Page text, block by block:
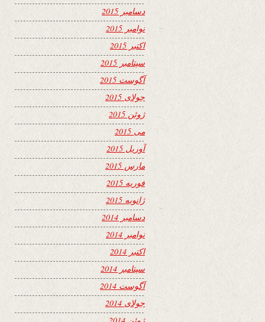
دسامبر 2015
نوامبر 2015
اکتبر 2015
سپتامبر 2015
آگوست 2015
جولای 2015
ژوئن 2015
می 2015
آوریل 2015
مارس 2015
فوریه 2015
ژانویه 2015
دسامبر 2014
نوامبر 2014
اکتبر 2014
سپتامبر 2014
آگوست 2014
جولای 2014